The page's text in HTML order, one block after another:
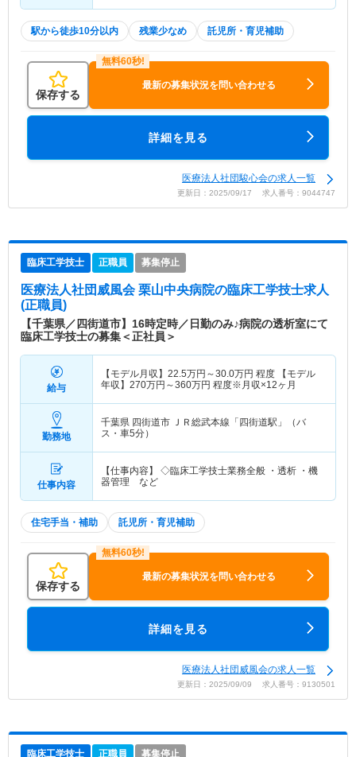
駅から徒歩10分以内 残業少なめ 託児所・育児補助
保存する
最新の募集状況を問い合わせる
詳細を見る
医療法人社団駿心会の求人一覧
更新日：2025/09/17 求人番号：9044747
臨床工学技士 正職員 募集停止
医療法人社団威風会 栗山中央病院の臨床工学技士求人
(正職員)
【千葉県／四街道市】16時定時／日勤のみ♪病院の透析室にて
臨床工学技士の募集＜正社員＞
給与
【モデル月収】 22.5万円～30.0万円 程度 【モデル
年収】 270万円～360万円 程度※月収×12ヶ月
勤務地
千葉県 四街道市 ＪＲ総武本線「四街道駅」（バ
ス・車5分）
仕事内容
【仕事内容】 ◇臨床工学技士業務全般 ・透析 ・機
器管理 など
住宅手当・補助 託児所・育児補助
保存する
最新の募集状況を問い合わせる
詳細を見る
医療法人社団威風会の求人一覧
更新日：2025/09/09 求人番号：9130501
臨床工学技士 正職員 募集停止